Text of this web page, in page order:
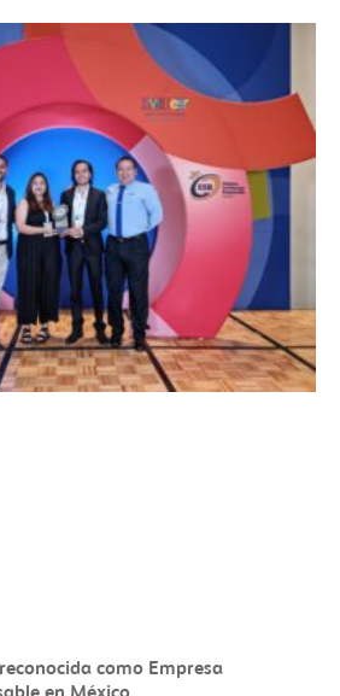
como Empresa